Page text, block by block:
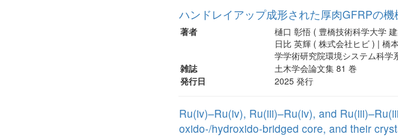
ハンドレイアップ成形された厚肉GFRPの
著者
樋口 彰悟 ( 豊橋技術科学大学
日比 英輝 ( 株式会社ヒビ ) | 橋
学学術研究院環境システム科学
雑誌
土木学会論文集 81 巻
発行日
2025 発行
Ru(iv)–Ru(iv), Ru(iii)–Ru(iv), and
oxido-/hydroxido-bridged core, and their